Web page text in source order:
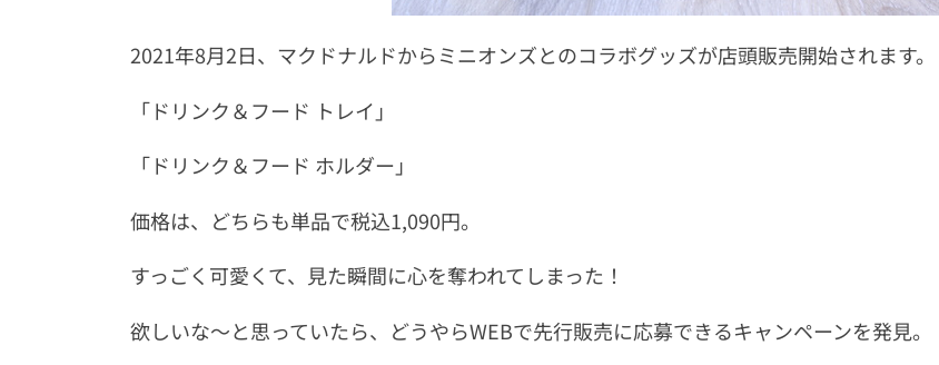
2021年8月2日、マクドナルドからミニオンズとのコラボグッズが店頭販売開始されます。
「ドリンク＆フード トレイ」
「ドリンク＆フード ホルダー」
価格は、どちらも単品で税込1,090円。
すっごく可愛くて、見た瞬間に心を奪われてしまった！
欲しいな～と思っていたら、どうやらWEBで先行販売に応募できるキャンペーンを発見。